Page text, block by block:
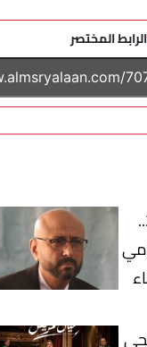
الرابط المختصر
خريطة حفلات يوليو 2026..